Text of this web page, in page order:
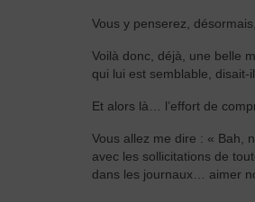
Vous y penserez,
Voilà donc, déjà, une belle
qui lui est semblable, disait-
Et alors là… l’effort de
Vous allez me dire : « Bah,
avec les sollicitations de
dans les journaux… aimer